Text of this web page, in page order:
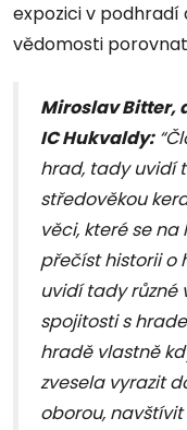
expozici v
vědomosti
Miroslav Bitter,
IC Hukvaldy:
hrad, tady uvidí
středověkou
věci, které se
přečíst historii o
uvidí tady různé
spojitosti s
hradě vlastně
zvesela vyrazit
oborou,